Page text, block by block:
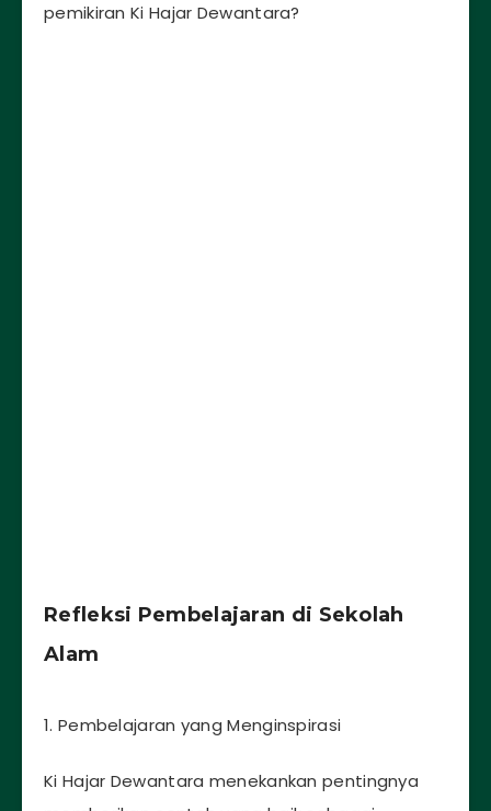
pemikiran Ki Hajar Dewantara?
Refleksi Pembelajaran di Sekolah
Alam
1. Pembelajaran yang Menginspirasi
Ki Hajar Dewantara menekankan pentingnya